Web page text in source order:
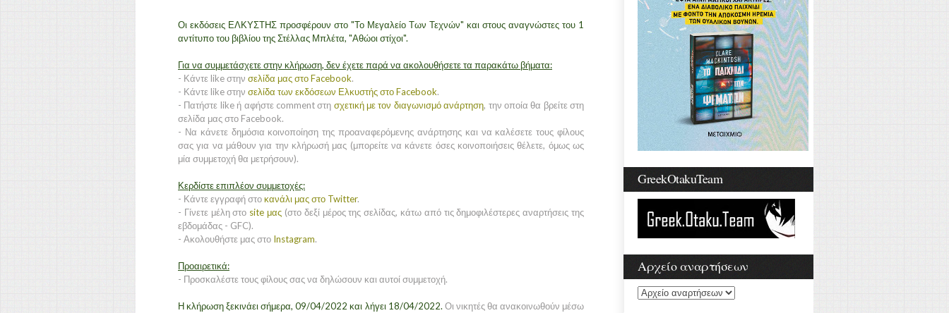
Οι εκδόσεις ΕΛΚΥΣΤΗΣ προσφέρουν στο "Το Μεγαλείο Των Τεχνών" και στους αναγνώστες του 1
αντίτυπο του βιβλίου της Στέλλας Μπλέτα, "Αθώοι στίχοι".
Για να συμμετάσχετε στην κλήρωση, δεν έχετε παρά να ακολουθήσετε τα παρακάτω βήματα:
- Κάντε like στην σελίδα μας στο Facebook.
- Κάντε like στην σελίδα των εκδόσεων Ελκυστής στο Facebook.
- Πατήστε like ή αφήστε comment στη σχετική με τον διαγωνισμό ανάρτηση, την οποία θα βρείτε στη
σελίδα μας στο Facebook.
- Να κάνετε δημόσια κοινοποίηση της προαναφερόμενης ανάρτησης και να καλέσετε τους φίλους
σας για να μάθουν για την κλήρωσή μας (μπορείτε να κάνετε όσες κοινοποιήσεις θέλετε, όμως ως
μία συμμετοχή θα μετρήσουν).
Κερδίστε επιπλέον συμμετοχές:
- Κάντε εγγραφή στοκανάλι μας στο Twitter.
- Γίνετε μέλη στο site μας (στο δεξί μέρος της σελίδας, κάτω από τις δημοφιλέστερες αναρτήσεις της
εβδομάδας - GFC).
- Ακολουθήστε μας στο Instagram.
Προαιρετικά:
- Προσκαλέστε τους φίλους σας να δηλώσουν και αυτοί συμμετοχή.
Η κλήρωση ξεκινάει σήμερα, 09/04/2022 και λήγει 18/04/2022. Οι νικητές θα ανακοινωθούν μέσω
GreekOtakuTeam
Αρχείο αναρτήσεων